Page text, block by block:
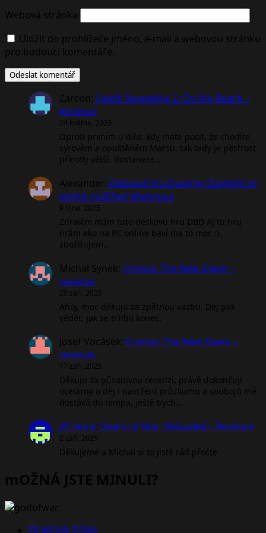
Webová stránka
Uložit do prohlížeče jméno, e-mail a webovou stránku
pro budoucí komentáře.
Zarcon: Death Stranding 2: On the Beach –
Recenze
24 května, 2026
Oproti prvním u dílu, kdy máte pocit, že chodíte
syrovém a opuštěném Marsu, tak tady je pestrost
přírody větší, dostanete…
Alexander: Desková hra Dead by Daylight se
dočká rozšíření Malicious
9 října, 2025
Zdravím mám tuto deskovu hru DBD Aj tu hru
hrám ako na PC online baví ma to moc :)
zbožňujem…
Michal Synek: Cronos: The New Dawn –
recenze
29 září, 2025
Ahoj, moc děkuju za zpětnou vazbu. Dej pak
vědět, jak se ti líbil konec.
Josef Vocásek: Cronos: The New Dawn –
recenze
17 září, 2025
Děkuju za působivou recenzí, právě dokončuji
ocelárny a děj i navržení průzkumu a soubojů mě
dostává do tempa, ještě bych…
Jiří Hora: Gears of War: Reloaded – Recenze
2 září, 2025
Děkujeme a Michal si to jistě rád přečte
mOŽNÁ JSTE MINULI?
FILMOVÁ ZÓNA